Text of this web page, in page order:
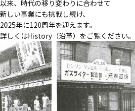
以来、時代の移り変わりに合わせて
新しい事業にも挑戦し続け、
2025年に120周年を迎えます。
詳しくはHistory（沿革）をご覧ください。